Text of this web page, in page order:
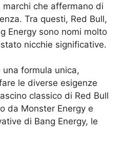
che affermano di
Tra questi, Red Bull,
Energy sono nomi molto
nicchie significative.
una formula unica,
le diverse esigenze
classico di Red Bull
da Monster Energy e
di Bang Energy, le